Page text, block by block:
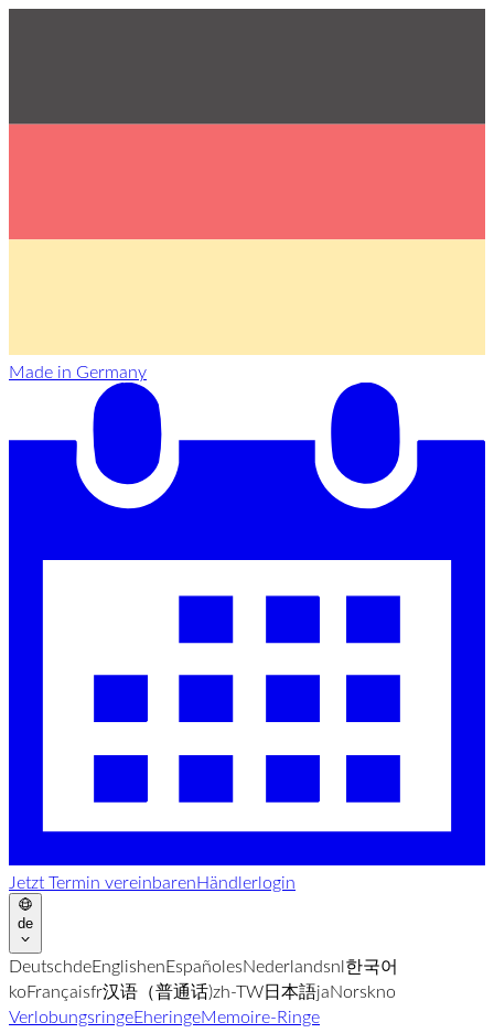
Made in Germany
Jetzt Termin vereinbarenHändlerlogin
de
DeutschdeEnglishenEspañolesNederlandsnl한국어
koFrançaisfr汉语（普通话)zh-TW日本語jaNorskno
VerlobungsringeEheringeMemoire-Ringe